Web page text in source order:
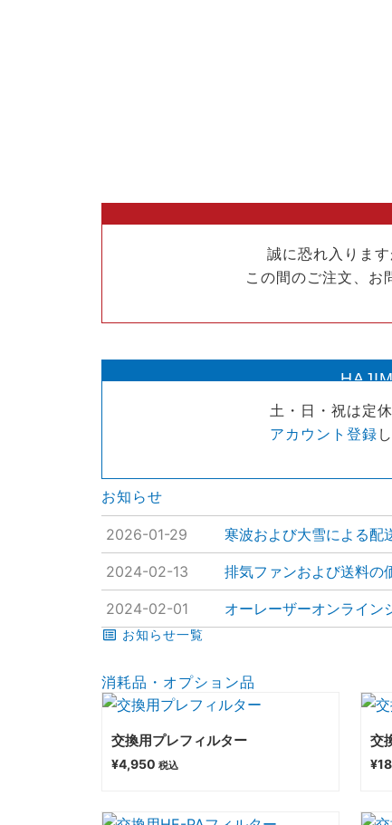
誠に恐れ入りま
この間のご注文、お
土・日・祝は定
アカウント登録
お知らせ
2026-01-29 寒波および大雪による配
2024-02-13 排気ファンおよび送料の
2024-02-01 オーレーザーオンライン
お知らせ一覧
消耗品・オプション品
交換用プレフィルター
¥4,950 税込
交
¥